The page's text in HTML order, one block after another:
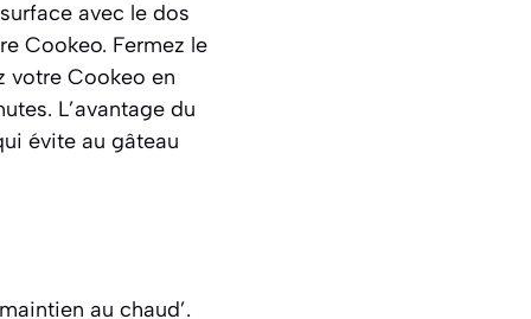
avec le dos
Cookeo. Fermez le
votre Cookeo en
L’avantage du
évite au gâteau
au chaud’.